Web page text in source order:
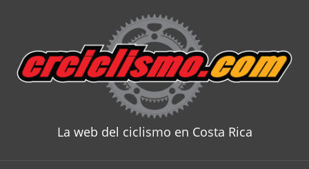
content
La web del ciclismo en Costa Rica